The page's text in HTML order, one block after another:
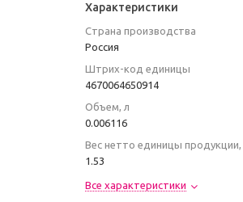
Характеристики
Страна производства
Россия
Штрих-код единицы
4670064650914
Объем, л
0.006116
Вес нетто единицы продукции,
1.53
Все характеристики